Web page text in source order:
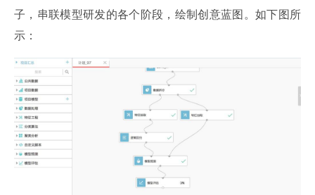
子，串联模型研发的各个阶段，绘制创意蓝图。如下图所
示：